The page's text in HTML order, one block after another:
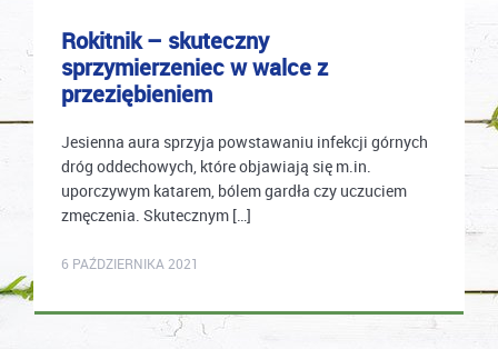
Rokitnik – skuteczny
sprzymierzeniec w walce z
przeziębieniem
Jesienna aura sprzyja powstawaniu infekcji górnych
dróg oddechowych, które objawiają się m.in.
uporczywym katarem, bólem gardła czy uczuciem
zmęczenia. Skutecznym […]
6 PAŹDZIERNIKA 2021